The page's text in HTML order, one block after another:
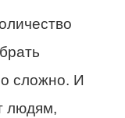
сложно. И
людям,